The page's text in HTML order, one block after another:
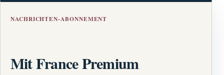
NACHRICHTEN-ABONNEMENT
Mit France Premium